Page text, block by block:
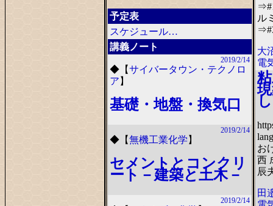
予定表
スケジュール…
講義ノート
2019/2/14
◆ 【サイバータウン・テクノロ
ア 】
基礎・地盤・換気口
2019/2/14
◆ 【無機工業化学 】
セメントとコンクリ
ート－建築と土木－
2019/2/14
ル
大
電
お
西
辰
田